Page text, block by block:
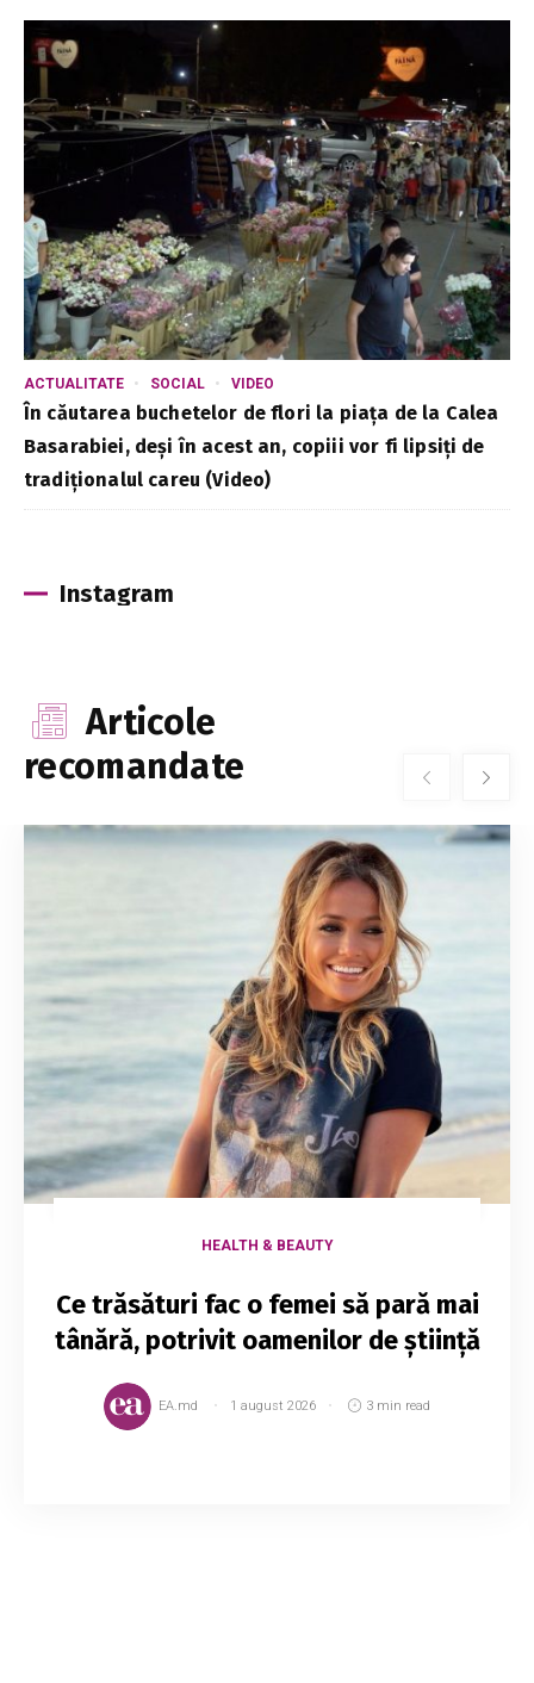
ACTUALITATE SOCIAL VIDEO
În căutarea buchetelor de flori la piața de la Calea
Basarabiei, deși în acest an, copiii vor fi lipsiți de
tradiționalul careu (Video)
Instagram
Articole
recomandate
HEALTH & BEAUTY
Ce trăsături fac o femei să pară mai
tânără, potrivit oamenilor de știință
EA.md 1 august 2026 3 min read